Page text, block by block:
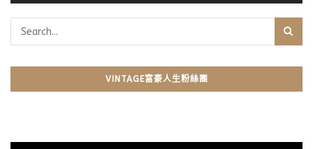
VINTAGE富豪人生粉絲團